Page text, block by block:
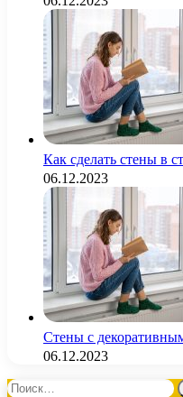
Как сделать стены в
06.12.2023
Стены с
06.12.2023
Найти: